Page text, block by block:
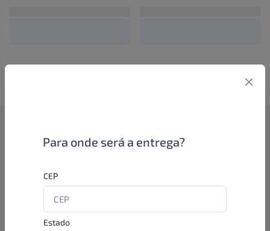
Para onde será a entrega?
CEP
Estado
Como funciona
aproveitar as promoções e ofertas direto das indústrias de
beleza e higiene em nossa plataforma. E o melhor: você continua
comprando de seus distribuidores parceiros e encontra novos
distribuidores para comprar cada vez com mais praticidade e
agilidade. Aproveite!